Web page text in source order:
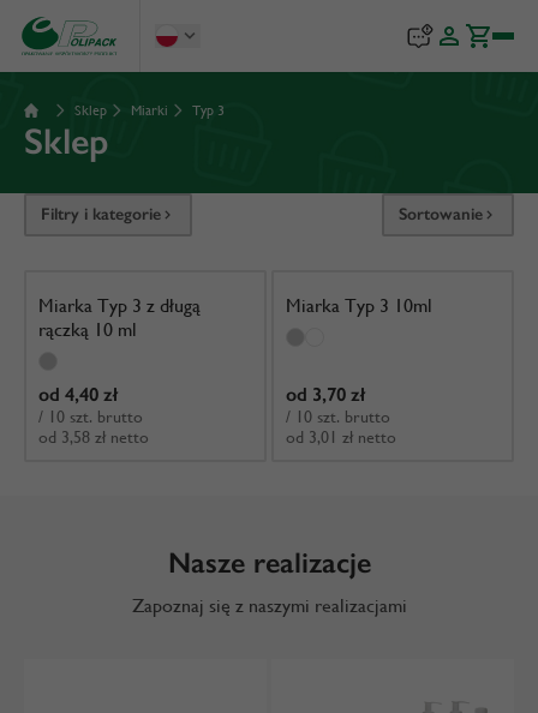
Sklep Miarki Typ 3
SklepDokonaj zakupu w naszym sklepie internetowym a
otrzymasz kosmetyczkę z zestawem przydatnych
opakowań i prezentem GRATIS!
Filtry i kategorie Sortowanie
Miarka Typ 3 z długą
rączką 10 ml
od 4,40 zł
/ 10 szt. brutto
od 3,58 zł netto
Miarka Typ 3 10ml
od 3,70 zł
/ 10 szt. brutto
od 3,01 zł netto
Nasze realizacje
Zapoznaj się z naszymi realizacjami